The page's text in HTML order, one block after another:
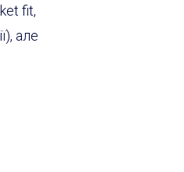
fit,
, але